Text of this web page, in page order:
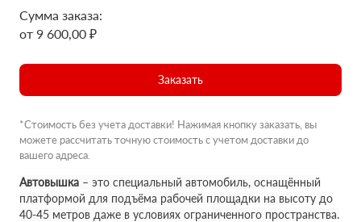
Сумма заказа:
от 9 600,00 ₽
Заказать
*Стоимость без учета доставки! Нажимая кнопку заказать, вы
можете рассчитать точную стоимость с учетом доставки до
вашего адреса.
Автовышка – это специальный автомобиль, оснащённый
платформой для подъёма рабочей площадки на высоту до
40-45 метров даже в условиях ограниченного пространства.